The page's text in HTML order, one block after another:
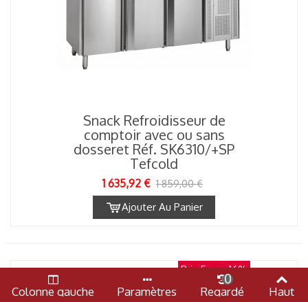
Snack Refroidisseur de
comptoir avec ou sans
dosseret Réf. SK6310/+SP
Tefcold
1 635,92 € 1 859,00 €
Ajouter Au Panier
Prix Fous-16%
Colonne gauche Paramètres Regardé
0
Haut